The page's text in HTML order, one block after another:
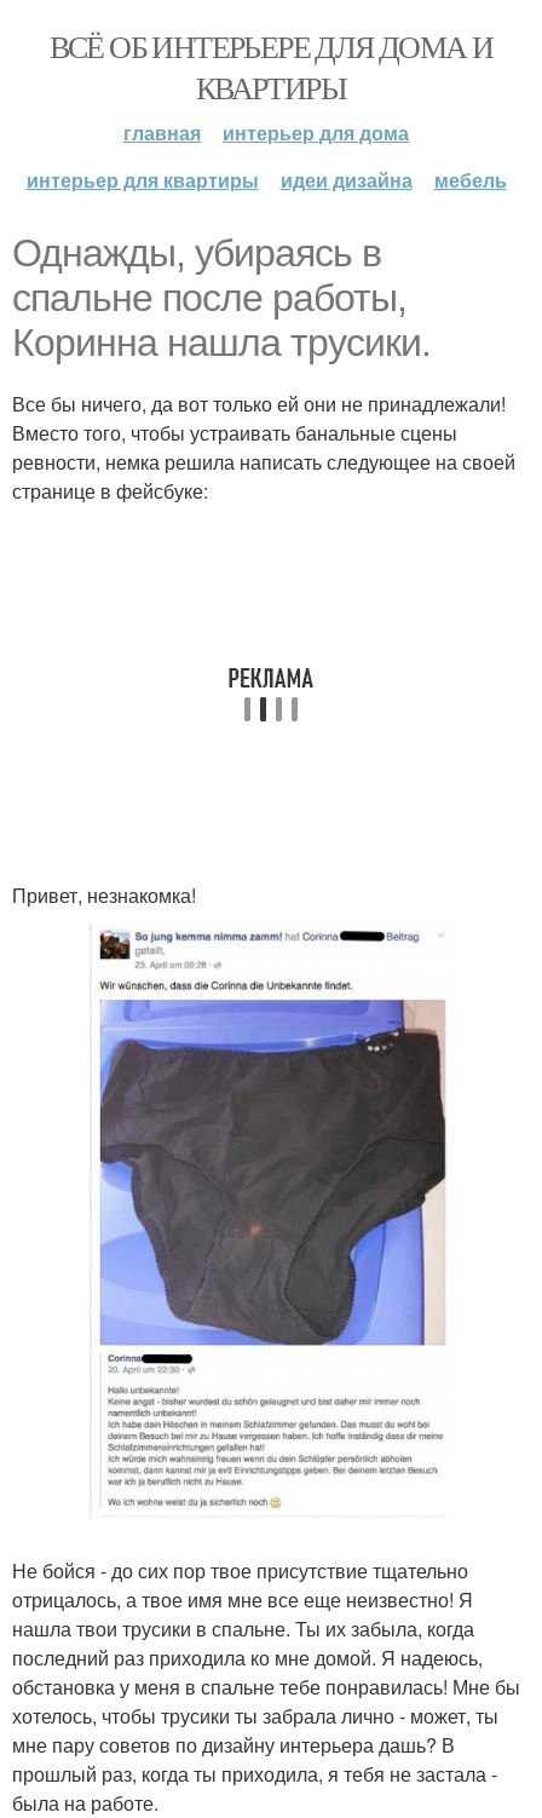
ВСЁ ОБ ИНТЕРЬЕРЕ ДЛЯ ДОМА И
КВАРТИРЫ
главная
интерьер для дома
интерьер для квартиры
идеи дизайна мебель
Однажды, убираясь в
спальне после работы,
Коринна нашла трусики.
Все бы ничего, да вот только ей они не принадлежали!
Вместо того, чтобы устраивать банальные сцены
ревности, немка решила написать следующее на своей
странице в фейсбуке:
Привет, незнакомка!
Не бойся - до сих пор твое присутствие тщательно
отрицалось, а твое имя мне все еще неизвестно! Я
нашла твои трусики в спальне. Ты их забыла, когда
последний раз приходила ко мне домой. Я надеюсь,
обстановка у меня в спальне тебе понравилась! Мне бы
хотелось, чтобы трусики ты забрала лично - может, ты
мне пару советов по дизайну интерьера дашь? В
прошлый раз, когда ты приходила, я тебя не застала -
была на работе.